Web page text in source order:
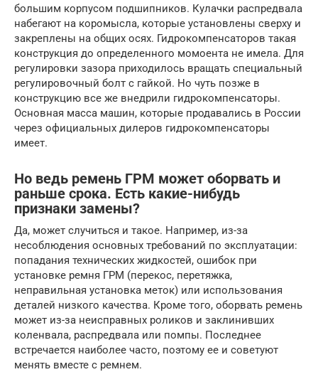
большим корпусом подшипников. Кулачки распредвала
набегают на коромысла, которые установлены сверху и
закреплены на общих осях. Гидрокомпенсаторов такая
конструкция до определенного момоента не имела. Для
регулировки зазора приходилось вращать специальный
регулировочный болт с гайкой. Но чуть позже в
конструкцию все же внедрили гидрокомпенсаторы.
Основная масса машин, которые продавались в России
через официальных дилеров гидрокомпенсаторы
имеет.
Но ведь ремень ГРМ может оборвать и
раньше срока. Есть какие-нибудь
признаки замены?
Да, может случиться и такое. Например, из-за
несоблюдения основных требований по эксплуатации:
попадания технических жидкостей, ошибок при
установке ремня ГРМ (перекос, перетяжка,
неправильная установка меток) или использования
деталей низкого качества. Кроме того, оборвать ремень
может из-за неисправных роликов и заклинивших
коленвала, распредвала или помпы. Последнее
встречается наиболее часто, поэтому ее и советуют
менять вместе с ремнем.